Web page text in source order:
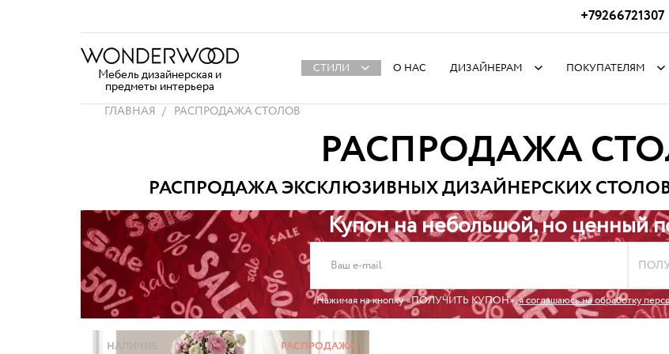
+79266721307
Мебель дизайнерская и
предметы интерьера
СТИЛИ О НАС ДИЗАЙНЕРАМ ПОКУПАТЕЛЯМ
ГЛАВНАЯ РАСПРОДАЖА СТОЛОВ
РАСПРОДАЖА
РАСПРОДАЖА ЭКСКЛЮЗИВНЫХ ДИЗАЙНЕРСКИХ
Купон на небольшой, но ценный
Нажимая на кнопку «ПОЛУЧИТЬ КУПОН»,я соглашаюсь на обработку
РАСПРОДАЖА
НАЛИЧИЕ